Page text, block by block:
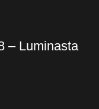
– Luminasta